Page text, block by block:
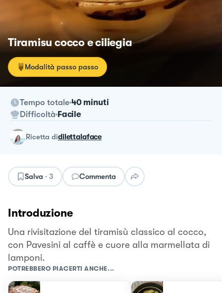
Tiramisu cocco e ciliegia
Modalità passo passo
Tempo totale 40 minuti
Difficoltà Facile
ricetta didilettalaface
Salva · 3 Commenta
Introduzione
Una rivisitazione del tiramisù classico al cocco,
con Pavesini al caffè e cuore alla marmellata di
lamponi.
POTREBBERO PIACERTI ANCHE...